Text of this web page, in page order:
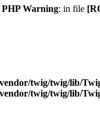
Warning: in file
twig/twig/lib/
twig/twig/lib/